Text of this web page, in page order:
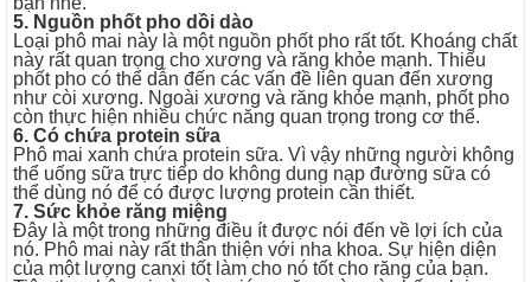
5. Nguồn phốt pho dồi dào
Loại phô mai này là một nguồn phốt pho rất tốt. Khoáng chất
này rất quan trọng cho xương và răng khỏe mạnh. Thiếu
phốt pho có thể dẫn đến các vấn đề liên quan đến xương
như còi xương. Ngoài xương và răng khỏe mạnh, phốt pho
còn thực hiện nhiều chức năng quan trọng trong cơ thể.
6. Có chứa protein sữa
Phô mai xanh chứa protein sữa. Vì vậy những người không
thể uống sữa trực tiếp do không dung nạp đường sữa có
thể dùng nó để có được lượng protein cần thiết.
7. Sức khỏe răng miệng
Đây là một trong những điều ít được nói đến về lợi ích của
nó. Phô mai này rất thân thiện với nha khoa. Sự hiện diện
của một lượng canxi tốt làm cho nó tốt cho răng của bạn.